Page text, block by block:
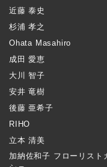
近藤 泰史
杉浦 孝之
Ohata Masahiro
成田 愛恵
大川 智子
安井 竜樹
後藤 亜希子
RIHO
立本 清美
加納佐和子 フローリスト